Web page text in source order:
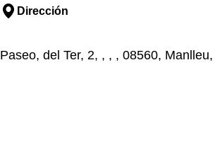
Dirección
Paseo, del Ter, 2, , , , 08560,